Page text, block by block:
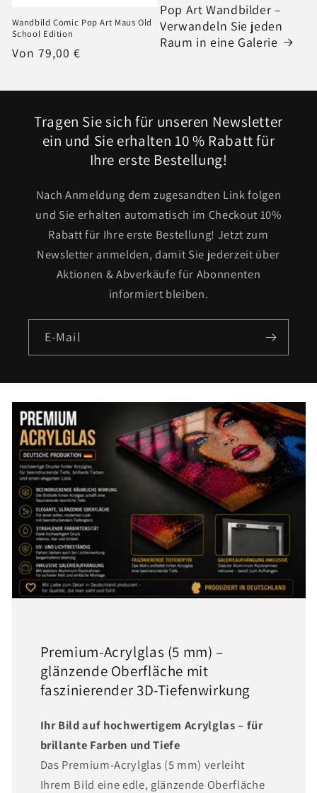
Wandbild Comic Pop Art Maus Old
School Edition
Normaler
Von 79,00 €
Pop Art Wandbilder –
Verwandeln Sie jeden
Raum in eine Galerie
Tragen Sie sich für unseren Newsletter
ein und Sie erhalten 10 % Rabatt für
Ihre erste Bestellung!
Nach Anmeldung dem zugesandten Link folgen
und Sie erhalten automatisch im Checkout 10%
Rabatt für Ihre erste Bestellung! Jetzt zum
Newsletter anmelden, damit Sie jederzeit über
Aktionen & Abverkäufe für Abonnenten
informiert bleiben.
E-Mail
Premium-Acrylglas (5 mm) –
glänzende Oberfläche mit
faszinierender 3D-Tiefenwirkung
Ihr Bild auf hochwertigem Acrylglas – für
brillante Farben und Tiefe
Das Premium-Acrylglas (5 mm) verleiht
Ihrem Bild eine edle, glänzende Oberfläche